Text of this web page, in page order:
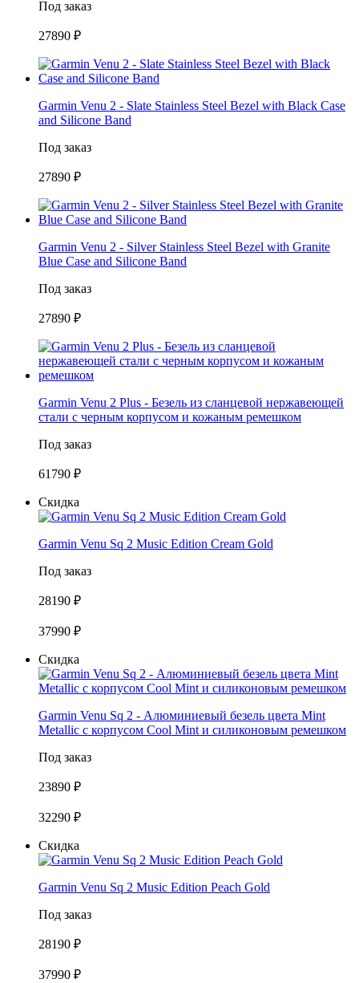
Под заказ
27890 ₽
Garmin Venu 2 - Slate Stainless Steel Bezel with Black Case
and Silicone Band
Под заказ
27890 ₽
Garmin Venu 2 - Silver Stainless Steel Bezel with Granite
Blue Case and Silicone Band
Под заказ
27890 ₽
Garmin Venu 2 Plus - Безель из сланцевой нержавеющей
стали с черным корпусом и кожаным ремешком
Под заказ
61790 ₽
Скидка
Garmin Venu Sq 2 Music Edition Cream Gold
Под заказ
28190 ₽
37990 ₽
Скидка
Garmin Venu Sq 2 - Алюминиевый безель цвета Mint
Metallic с корпусом Cool Mint и силиконовым ремешком
Под заказ
23890 ₽
32290 ₽
Скидка
Garmin Venu Sq 2 Music Edition Peach Gold
Под заказ
28190 ₽
37990 ₽